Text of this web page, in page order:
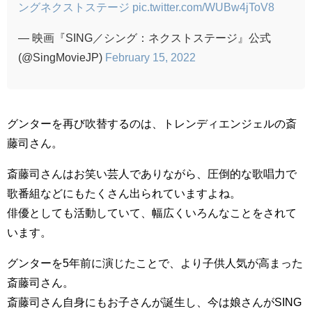
ングネクストステージ pic.twitter.com/WUBw4jToV8
— 映画『SING／シング：ネクストステージ』公式
(@SingMovieJP) February 15, 2022
グンターを再び吹替するのは、トレンディエンジェルの斎
藤司さん。
斎藤司さんはお笑い芸人でありながら、圧倒的な歌唱力で
歌番組などにもたくさん出られていますよね。
俳優としても活動していて、幅広くいろんなことをされて
います。
グンターを5年前に演じたことで、より子供人気が高まった
斎藤司さん。
斎藤司さん自身にもお子さんが誕生し、今は娘さんがSING